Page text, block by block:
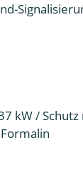
kW / Schutz